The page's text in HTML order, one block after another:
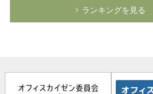
ランキングを見る